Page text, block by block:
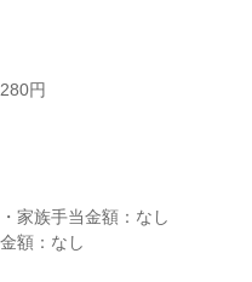
円
家族手当金額：なし
額：なし